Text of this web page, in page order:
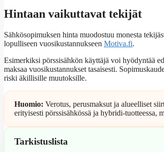
Hintaan vaikuttavat tekijät
Sähkösopimuksen hinta muodostuu monesta
lopulliseen vuosikustannukseen Motiva.fi.
Esimerkiksi pörssisähkön käyttäjä voi hyödyntää
maksaa vuosikustannukset tasaisesti.
riski äkillisille muutoksille.
Huomio: Verotus, perusmaksut ja alueelliset
erityisesti pörssisähkössä ja hybridi-tuotteessa,
Tarkistuslista